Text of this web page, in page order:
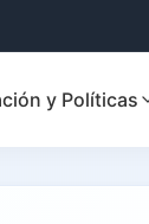
y Políticas